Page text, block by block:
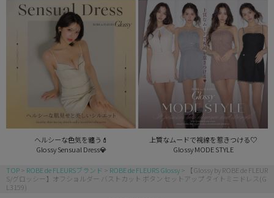
ヘルシーな色気を纏う💄
Glossy Sensual Dress💎
上質なムードで視線を惹きつける♡
Glossy MODE STYLE
TOP ROBE de FLEURSブランド ROBE de FLEURS Glossy
【Glossy by ROBE de FLEUR
S/グロッシー】オフショルダー バストカット ボタン セットアップ タイトミニドレス(G
L3159)